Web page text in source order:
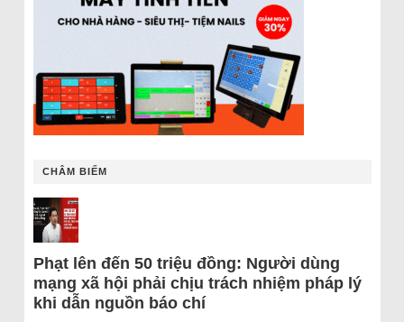
CHÂM BIẾM
Phạt lên đến 50 triệu đồng: Người dùng
mạng xã hội phải chịu trách nhiệm pháp lý
khi dẫn nguồn báo chí